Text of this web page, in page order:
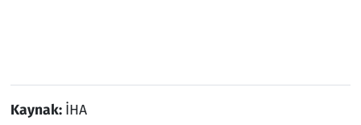
Kaynak: İHA